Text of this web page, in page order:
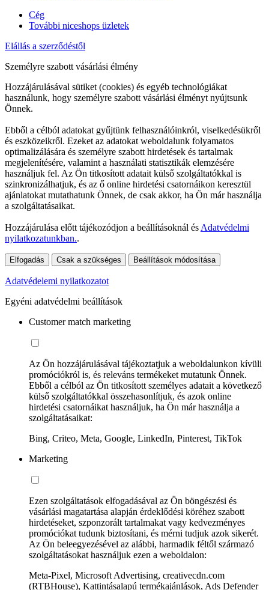
Cég
További niceshops üzletek
Elállás a szerződéstől
Személyre szabott vásárlási élmény
Hozzájárulásával sütiket (cookies) és egyéb technológiákat
használunk, hogy személyre szabott vásárlási élményt nyújtsunk
Önnek.
Ebből a célból adatokat gyűjtünk felhasználóinkról, viselkedésükről
és eszközeikről. Ezeket az adatokat weboldalunk folyamatos
optimalizálására és személyre szabott hirdetések és tartalmak
megjelenítésére, valamint a használati statisztikák elemzésére
használjuk fel. Az Ön titkosított adatait külső szolgáltatókkal is
szinkronizálhatjuk, és az ő online hirdetési csatornáikon keresztül
ajánlatokat mutathatunk Önnek, de csak akkor, ha Ön már használja
a szolgáltatásaikat.
Hozzájárulása előtt tájékozódjon a beállításoknál és Adatvédelmi
nyilatkozatunkban..
Elfogadás Csak a szükséges Beállítások módosítása
Adatvédelemi nyilatkozatot
Egyéni adatvédelmi beállítások
Customer match marketing
Az Ön hozzájárulásával tájékoztatjuk a weboldalunkon kívüli
promóciókról is, és releváns termékeket mutatunk Önnek.
Ebből a célból az Ön titkosított személyes adatait a következő
külső szolgáltatókkal összehasonlítjuk, és azok online
hirdetési csatornáikat használjuk, ha Ön már használja a
szolgáltatásaikat:
Bing, Criteo, Meta, Google, LinkedIn, Pinterest, TikTok
Marketing
Ezen szolgáltatások elfogadásával az Ön böngészési és
vásárlási magatartása alapján érdeklődési köréhez szabott
hirdetéseket, szponzorált tartalmakat vagy kedvezményes
promóciókat tudunk biztosítani, és mérni tudjuk azok sikerét.
Az Ön beleegyezésével az alábbi, harmadik féltől származó
szolgáltatásokat használjuk ezen a weboldalon:
Meta-Pixel, Microsoft Advertising, creativecdn.com
(RTBHouse), Kattintásalapú termékajánlások, Ads Defender